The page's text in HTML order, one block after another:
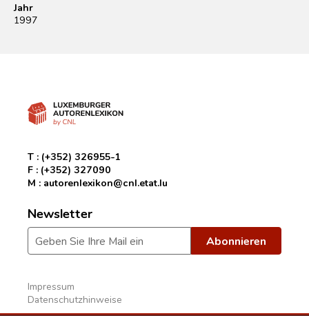
Jahr
1997
T : (+352) 326955-1
F : (+352) 327090
M : autorenlexikon@cnl.etat.lu
Newsletter
Impressum
Datenschutzhinweise